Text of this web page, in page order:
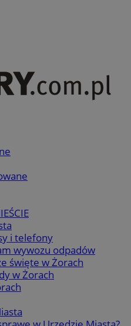
i telefony
wywozu odpadów
święte w Żorach
w Żorach